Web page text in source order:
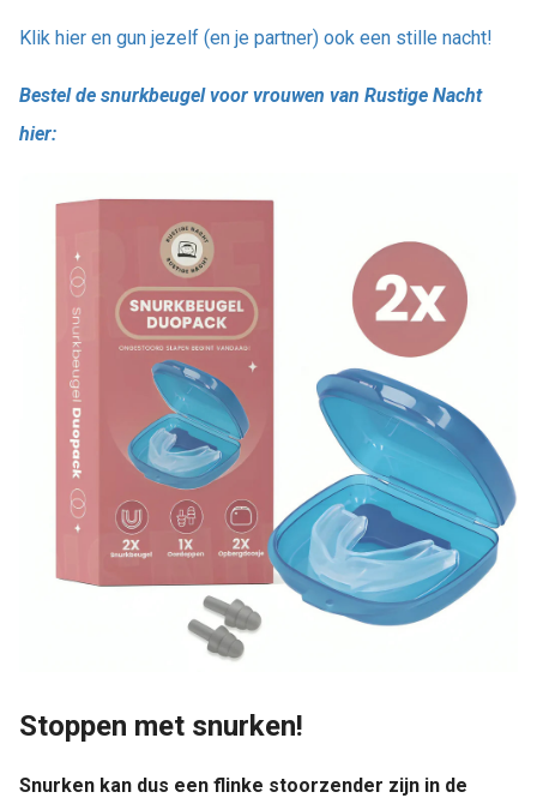
Klik hier en gun jezelf (en je partner) ook een stille nacht!
Bestel de snurkbeugel voor vrouwen van Rustige Nacht
hier:
Stoppen met snurken!
Snurken kan dus een flinke stoorzender zijn in de